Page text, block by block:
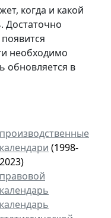
когда и какой
Достаточно
необходимо
обновляется в
производственные
календари (1998-
2023)
правовой
календарь
календарь